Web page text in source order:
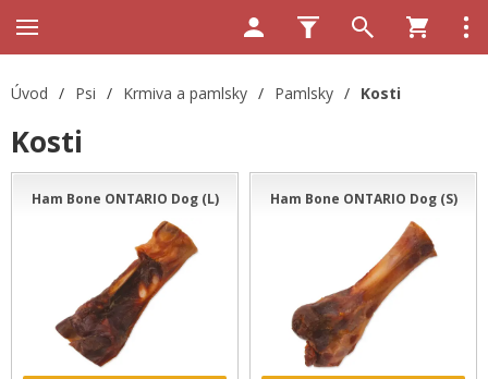
Úvod / Psi / Krmiva a pamlsky / Pamlsky / Kosti
Kosti
Ham Bone ONTARIO Dog (L) Ham Bone ONTARIO Dog (S)